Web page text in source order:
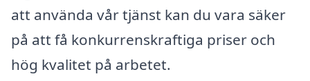
att använda vår tjänst kan du vara säker
på att få konkurrenskraftiga priser och
hög kvalitet på arbetet.